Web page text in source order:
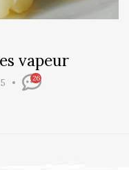
vapeur
26